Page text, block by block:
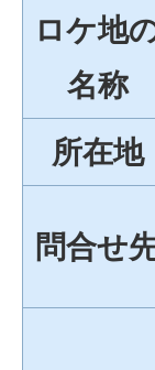
ロケ地
名称
所在地
問合せ